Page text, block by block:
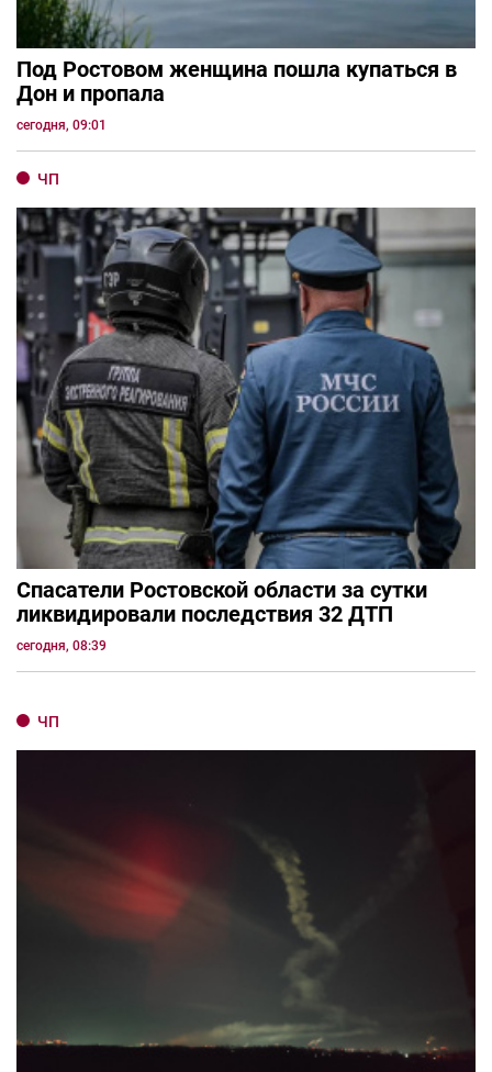
Под Ростовом женщина пошла купаться в
Дон и пропала
сегодня, 09:01
ЧП
Спасатели Ростовской области за сутки
ликвидировали последствия 32 ДТП
сегодня, 08:39
ЧП